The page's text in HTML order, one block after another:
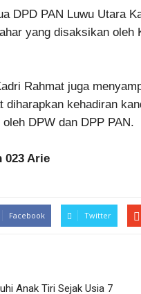
DPD PAN Luwu Utara
yang disaksikan oleh
Rahmat juga
diharapkan kehadiran
DPW dan DPP PAN.
023 Arie
Facebook Twitter
Anak Tiri Sejak Usia 7